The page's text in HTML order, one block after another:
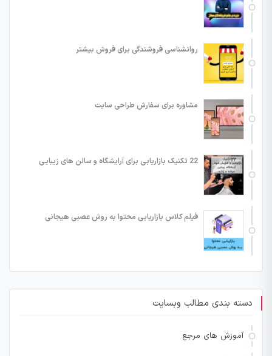
روانشناسی فروشندگی برای فروش بیشتر
مشاوره برای سفارش طراحی سایت
22 تکنیک بازاریابی برای آرایشگاه و سالن های زیبایی
فیلم کلاس بازاریابی محتوا به روش عصبی هیجانی
دسته بندی مطالب وبسایت
آموزش های مرجع